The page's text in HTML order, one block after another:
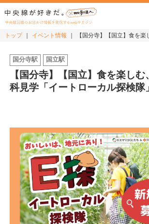
中央線沿線のお出かけ情報を発信するwebマガジン
スイーツ・テイクアウト
中央線カルチャー
特集
連載
中央線フェス
トップ イベント情報 【国分寺】【国立】食を
国分寺駅 国立駅
【国分寺】【国立】食を楽し
科見学「イートローカル探検隊